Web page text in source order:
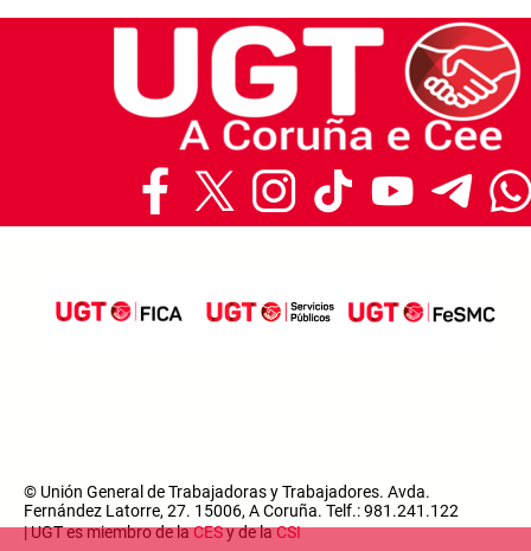
© Unión General de Trabajadoras y Trabajadores. Avda.
Fernández Latorre, 27. 15006, A Coruña. Telf.: 981.241.122
| UGT es miembro de laCESy de laCSI